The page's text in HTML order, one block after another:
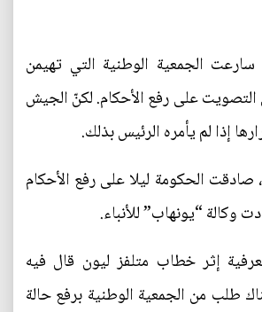
سارعت الجمعية الوطنية التي تهيمن
التصويت على رفع الأحكام. لكنّ الجيش
إذا لم يأمره الرئيس بذلك.
صادقت الحكومة ليلا على رفع الأحكام
وكالة “يونهاب” للأنباء.
إثر خطاب متلفز ليون قال فيه
طلب من الجمعية الوطنية برفع حالة